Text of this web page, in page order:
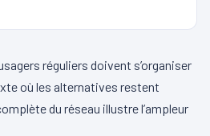
réguliers doivent s’organiser
où les alternatives restent
du réseau illustre l’ampleur